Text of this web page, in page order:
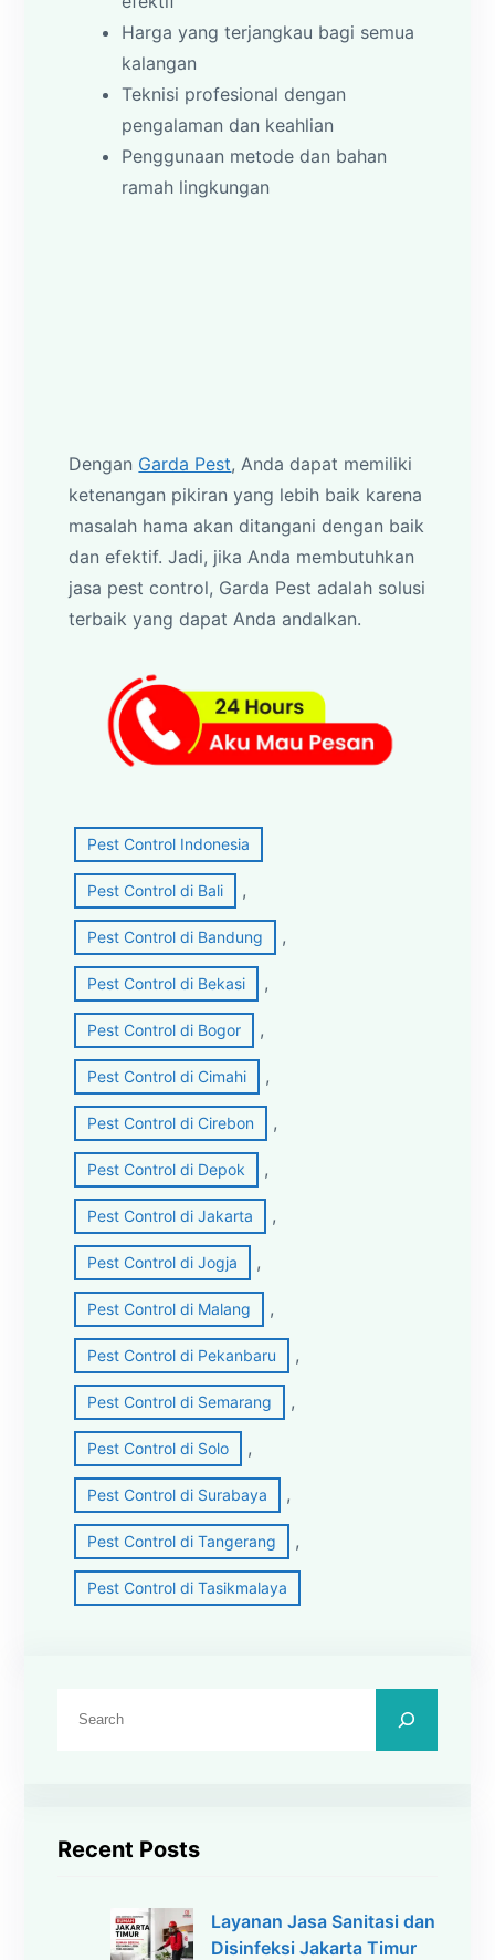
Harga yang terjangkau bagi semua
kalangan
Teknisi profesional dengan
pengalaman dan keahlian
Penggunaan metode dan bahan
ramah lingkungan
Dengan Garda Pest, Anda dapat memiliki
ketenangan pikiran yang lebih baik karena
masalah hama akan ditangani dengan baik
dan efektif. Jadi, jika Anda membutuhkan
jasa pest control, Garda Pest adalah solusi
terbaik yang dapat Anda andalkan.
Pest Control Indonesia
Pest Control di Bali ,
Pest Control di Bandung ,
Pest Control di Bekasi ,
Pest Control di Bogor ,
Pest Control di Cimahi ,
Pest Control di Cirebon ,
Pest Control di Depok ,
Pest Control di Jakarta ,
Pest Control di Jogja ,
Pest Control di Malang ,
Pest Control di Pekanbaru ,
Pest Control di Semarang ,
Pest Control di Solo ,
Pest Control di Surabaya ,
Pest Control di Tangerang ,
Pest Control di Tasikmalaya
Recent Posts
Layanan Jasa Sanitasi dan
Disinfeksi Jakarta Timur